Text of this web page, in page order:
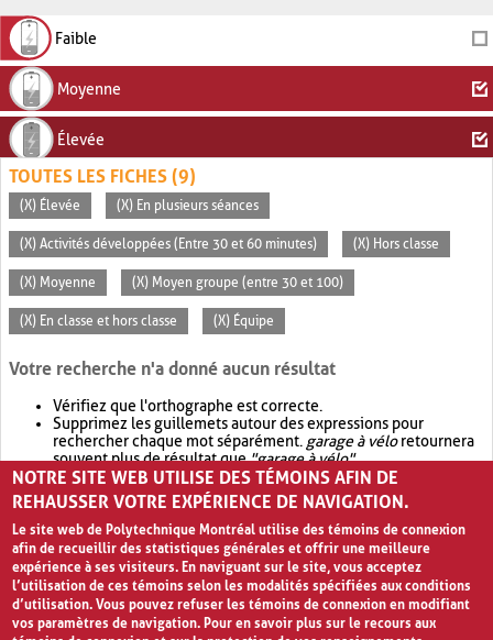
Faible
Moyenne
Élevée
TOUTES LES FICHES (9)
(X) Élevée (X) En plusieurs séances
(X) Activités développées (Entre 30 et 60 minutes) (X) Hors classe
(X) Moyenne (X) Moyen groupe (entre 30 et 100)
(X) En classe et hors classe (X) Équipe
Votre recherche n'a donné aucun résultat
Vérifiez que l'orthographe est correcte.
Supprimez les guillemets autour des expressions pour
rechercher chaque mot séparément. garage à véloretournera
souvent plus de résultat que"garage à vélo".
Envisagez d'élargir votre recherche avec OR.garage OR vélo
retournera souvent plus de résultat quegarage à vélo
NOTRE SITE WEB UTILISE DES TÉMOINS AFIN DE
REHAUSSER VOTRE EXPÉRIENCE DE NAVIGATION.
Le site web de Polytechnique Montréal utilise des témoins de connexion
afin de recueillir des statistiques générales et offrir une meilleure
expérience à ses visiteurs. En naviguant sur le site, vous acceptez
l’utilisation de ces témoins selon les modalités spécifiées aux conditions
d’utilisation. Vous pouvez refuser les témoins de connexion en modifiant
vos paramètres de navigation. Pour en savoir plus sur le recours aux